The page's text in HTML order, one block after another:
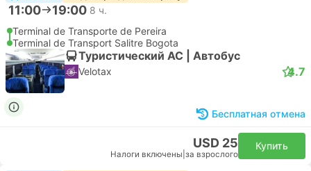
11:00 19:00 8 ч.
Terminal de Transporte de Pereira
Terminal de Transport Salitre Bogota
Туристический AC | Автобус
Velotax 4.7
Бесплатная отмена
USD 25
Налоги включены за взрослого
Купить